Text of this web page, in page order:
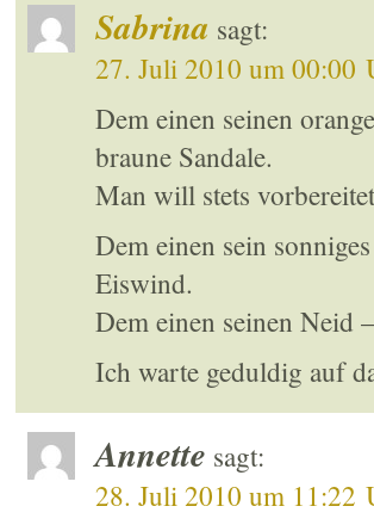
Sabrina sagt:
27. Juli 2010 um 00:00
Dem einen seinen
braune Sandale.
Man will stets
Dem einen sein
Eiswind.
Dem einen seinen Neid
Ich warte geduldig auf
Annette sagt:
28. Juli 2010 um 11:22